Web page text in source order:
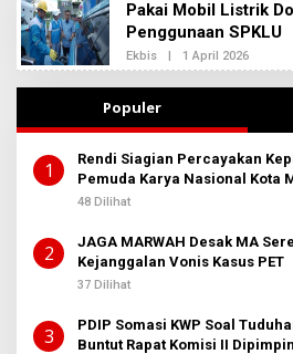
Pakai Mobil Listrik
Penggunaan SPKLU
Ekbis | 1 April 2026
L
E
E
A
K
Populer
1
Rendi Siagian Percayakan
Pemuda Karya Nasional Kota
Sembiring
48 Dilihat
2
JAGA MARWAH Desak MA
Kejanggalan Vonis Kasus PET
37 Dilihat
3
PDIP Somasi KWP Soal
Buntut Rapat Komisi II